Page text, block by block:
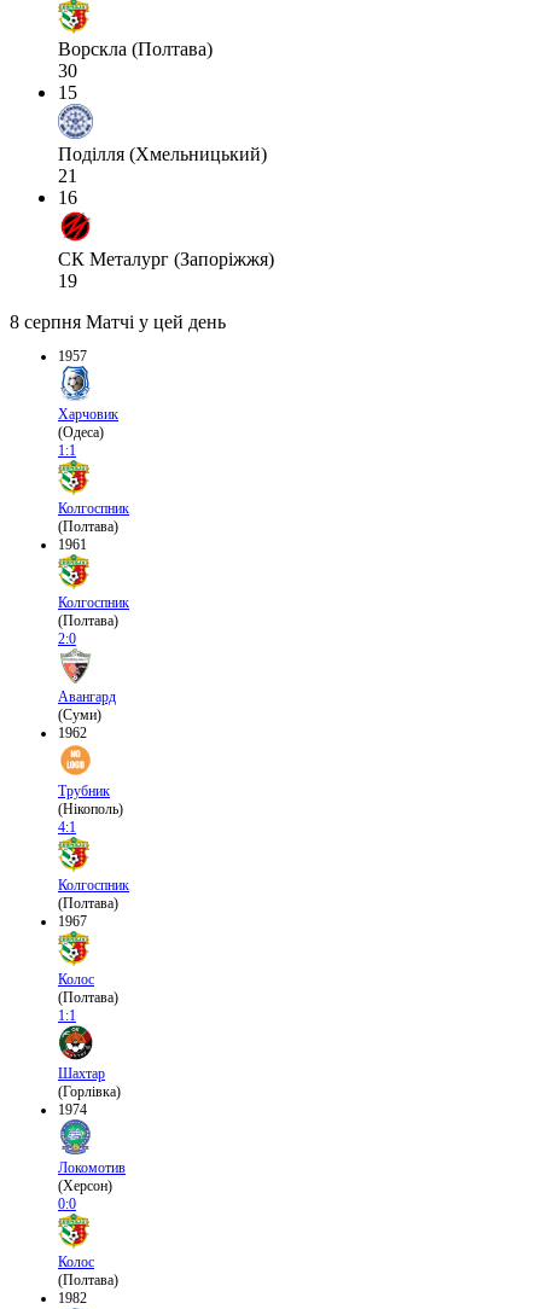
Ворскла (Полтава)
30
15
Поділля (Хмельницький)
21
16
СК Металург (Запоріжжя)
19
8 серпня Матчі у цей день
1957
Харчовик
(Одеса)
1:1
Колгоспник
(Полтава)
1961
Колгоспник
(Полтава)
2:0
Авангард
(Суми)
1962
Трубник
(Нікополь)
4:1
Колгоспник
(Полтава)
1967
Колос
(Полтава)
1:1
Шахтар
(Горлівка)
1974
Локомотив
(Херсон)
0:0
Колос
(Полтава)
1982